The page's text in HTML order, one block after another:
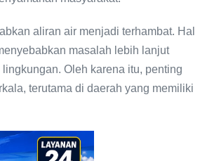
aliran air menjadi terhambat. Hal
masalah lebih lanjut
Oleh karena itu, penting
terutama di daerah yang memiliki